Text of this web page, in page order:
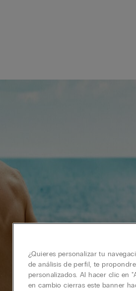
¿Quieres personalizar tu
de análisis de perfil, te
personalizados. Al hacer clic en
en cambio cierras este banner